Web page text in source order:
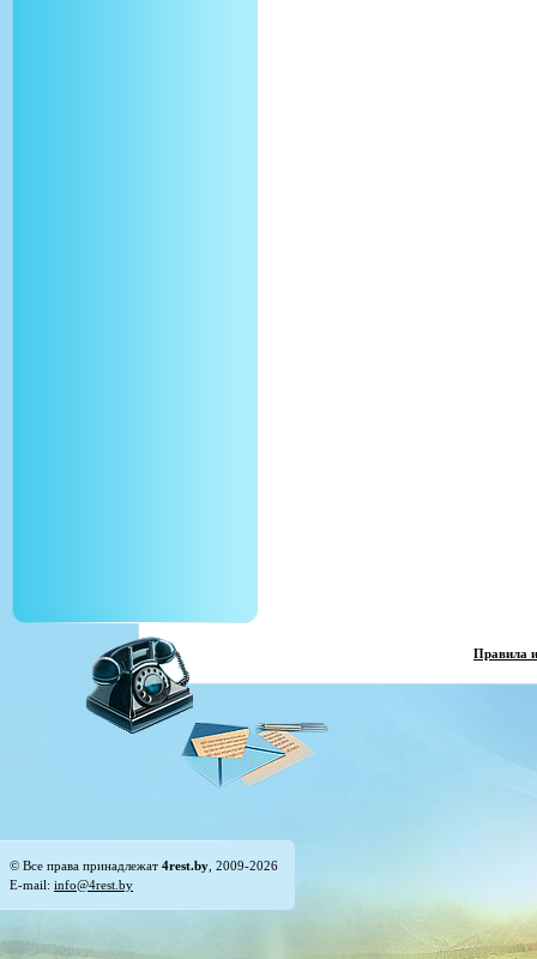
Правила
© Все права принадлежат 4rest.by , 2009-2026
E-mail: info@4rest.by